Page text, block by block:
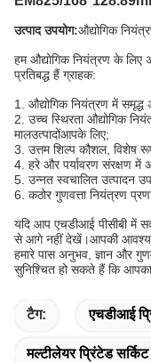
उत्पाद उपयोग:औद्योगिक
हम औद्योगिक नियंत्रण के लिए
प्रतिबद्ध हैं ग्राहक:
1. औद्योगिक नियंत्रण में
2. उच्च स्थिरता औद्योगिक
मालउत्पादोंआपके लिए;
3. उत्तम शिल्प कौशल, विशेष
4. हरे और पर्यावरण संरक्षण में
5. उन्नत स्वचालित उत्पादन
6. कठोर गुणवत्ता नियंत्रण
यदि आप एचडीआई पीसीबी में
से आगे नहीं देखें।आपकी
हमारे पास अनुभव, ज्ञान और
सुनिश्चित हो सकते हैं कि आपका
टैग: एचडीआई
मल्टीलेयर प्रिंटेड सर्किट